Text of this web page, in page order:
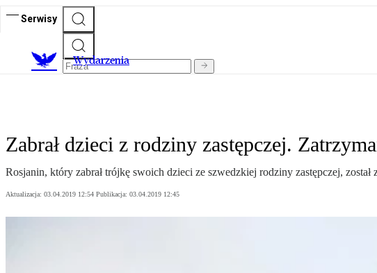
Serwisy
Wydarzenia
Zabrał dzieci z rodziny zastępczej.
Rosjanin, który zabrał trójkę swoich dzieci ze szwedzkiej rodziny zastępczej,
Aktualizacja: 03.04.2019 12:54 Publikacja: 03.04.2019 12:45